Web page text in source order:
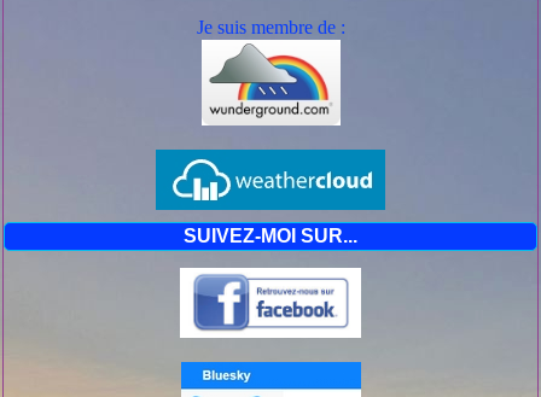
Je suis membre de :
SUIVEZ-MOI SUR...